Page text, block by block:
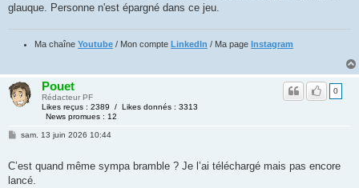
glauque. Personne n'est épargné dans ce jeu.
Ma chaîne Youtube / Mon compte LinkedIn / Ma page Instagram
Pouet
Rédacteur PF
Likes reçus : 2389 / Likes donnés : 3313
News promues : 12
0
sam. 13 juin 2026 10:44
C’est quand même sympa bramble ? Je l’ai téléchargé mais pas encore
lancé.